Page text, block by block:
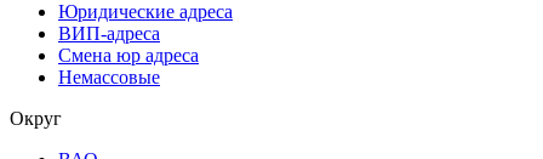
Юридические адреса
ВИП-адреса
Смена юр адреса
Немассовые
Округ